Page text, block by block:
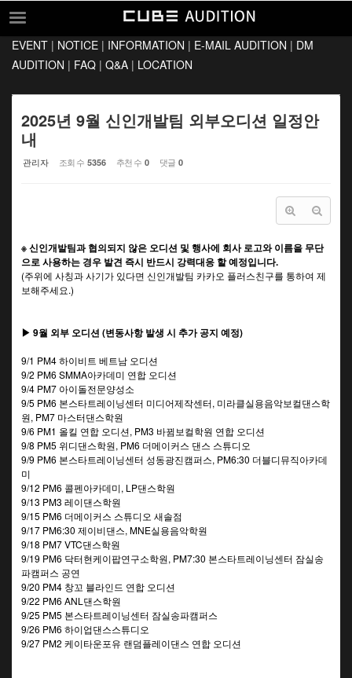
EVENT
INFORMATION
E-MAIL AUDITION
DM AUDITION
LOCATION
EVENT | NOTICE | INFORMATION | E-MAIL AUDITION | DM
AUDITION | FAQ | Q&A | LOCATION
2025년 9월 신인개발팀 외부오디션 일정안
내
관리자 조회 수 5356 추천 수 0 댓글 0
※ 신인개발팀과 협의되지 않은 오디션 및 행사에 회사 로고와 이름을 무단
으로 사용하는 경우 발견 즉시 반드시 강력대응 할 예정입니다.
(주위에 사칭과 사기가 있다면 신인개발팀 카카오 플러스친구를 통하여 제
보해주세요.)
▶ 9월 외부 오디션 (변동사항 발생 시 추가 공지 예정)
9/1 PM4 하이비트 베트남 오디션
9/2 PM6 SMMA아카데미 연합 오디션
9/4 PM7 아이돌전문양성소
9/5 PM6 본스타트레이닝센터 미디어제작센터, 미라클실용음악보컬댄스학
원, PM7 마스터댄스학원
9/6 PM1 올킬 연합 오디션, PM3 바뀜보컬학원 연합 오디션
9/8 PM5 위디댄스학원, PM6 더메이커스 댄스 스튜디오
9/9 PM6 본스타트레이닝센터 성동광진캠퍼스, PM6:30 더블디뮤직아카데
미
9/12 PM6 콜펜아카데미, LP댄스학원
9/13 PM3 레이댄스학원
9/15 PM6 더메이커스 스튜디오 새솔점
9/17 PM6:30 제이비댄스, MNE실용음악학원
9/18 PM7 VTC댄스학원
9/19 PM6 닥터현케이팝연구소학원, PM7:30 본스타트레이닝센터 잠실송
파캠퍼스 공연
9/20 PM4 창꼬 블라인드 연합 오디션
9/22 PM6 ANL댄스학원
9/25 PM5 본스타트레이닝센터 잠실송파캠퍼스
9/26 PM6 하이업댄스스튜디오
9/27 PM2 케이타운포유 랜덤플레이댄스 연합 오디션